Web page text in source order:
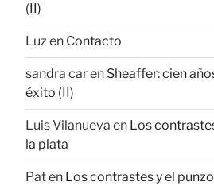
(II)
Luzen Contacto
sandra caren Sheaffer: cien
éxito (II)
Luis Vilanueva en Los
la plata
Paten Los contrastes y el